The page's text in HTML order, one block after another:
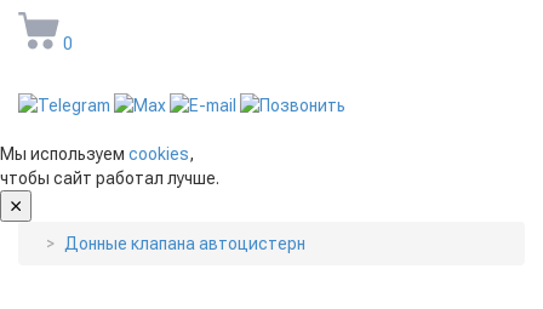
0
Мы используем cookies,
чтобы сайт работал лучше.
Донные клапана автоцистерн